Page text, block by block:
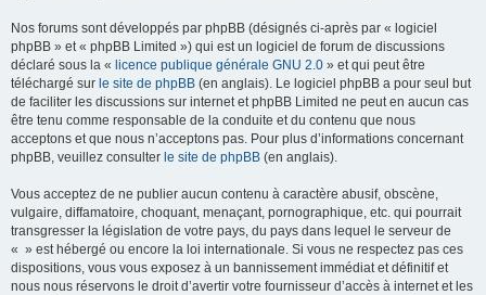
Nos forums sont développés par phpBB (désignés ci-après par « logiciel
phpBB » et « phpBB Limited ») qui est un logiciel de forum de discussions
déclaré sous la « licence publique générale GNU 2.0 » et qui peut être
téléchargé sur le site de phpBB (en anglais). Le logiciel phpBB a pour seul but
de faciliter les discussions sur internet et phpBB Limited ne peut en aucun cas
être tenu comme responsable de la conduite et du contenu que nous
acceptons et que nous n’acceptons pas. Pour plus d’informations concernant
phpBB, veuillez consulter le site de phpBB (en anglais).
Vous acceptez de ne publier aucun contenu à caractère abusif, obscène,
vulgaire, diffamatoire, choquant, menaçant, pornographique, etc. qui pourrait
transgresser la législation de votre pays, du pays dans lequel le serveur de
« » est hébergé ou encore la loi internationale. Si vous ne respectez pas ces
dispositions, vous vous exposez à un bannissement immédiat et définitif et
nous nous réservons le droit d’avertir votre fournisseur d’accès à internet et les